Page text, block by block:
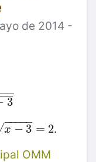
de 2014 -
3
−
−
x − 3
− −
−−− = 2.
OMM